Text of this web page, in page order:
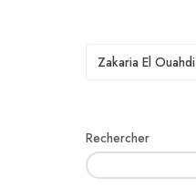
TAGS
Zakaria El Ouahdi
Rechercher